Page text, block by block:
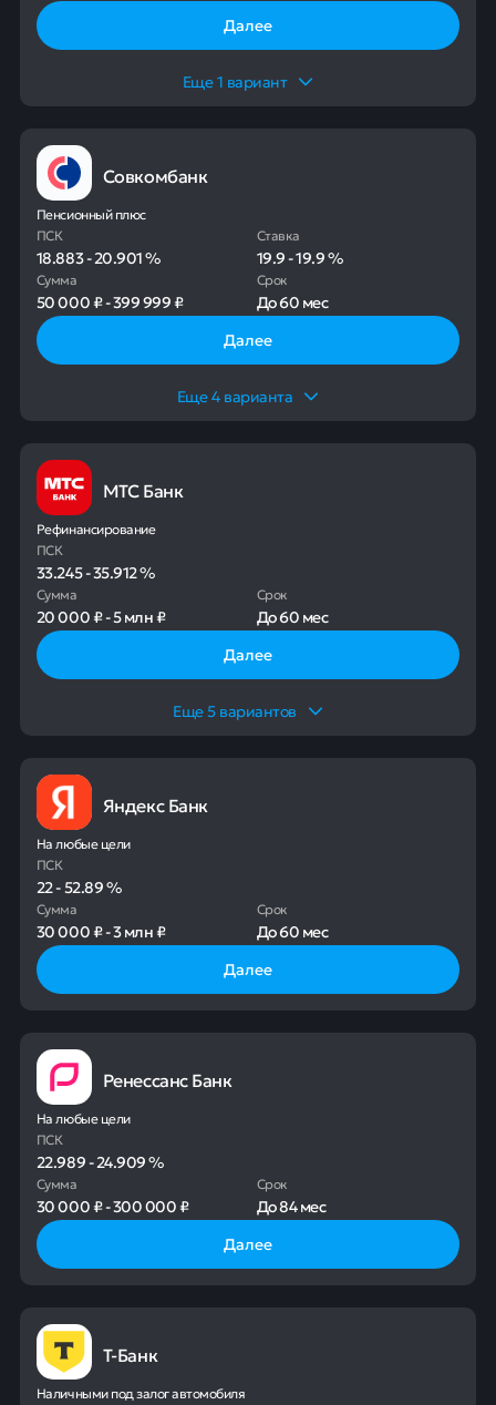
Далее
Еще1 вариант
Совкомбанк
Пенсионный плюс
ПСК
18.883-20.901%
Ставка
19.9-19.9%
Сумма
50 000 ₽-399 999 ₽
Срок
До60 мес
Далее
Еще4 варианта
МТС Банк
Рефинансирование
ПСК
33.245-35.912%
Сумма
20 000 ₽-5 млн ₽
Срок
До60 мес
Далее
Еще5вариантов
Яндекс Банк
На любые цели
ПСК
22-52.89%
Сумма
30 000 ₽-3 млн ₽
Срок
До60 мес
Далее
Ренессанс Банк
На любые цели
ПСК
22.989-24.909%
Сумма
30 000 ₽-300 000 ₽
Срок
До84 мес
Далее
Т-Банк
Наличными под залог автомобиля